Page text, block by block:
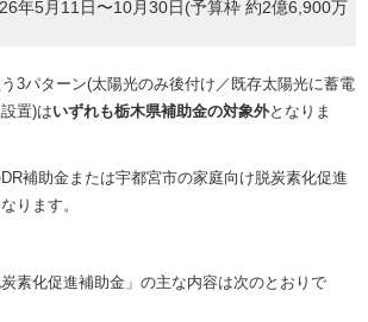
年5月11日〜10月30日(予算枠 約2億6,900万
3パターン(太陽光のみ後付け／既存太陽光に蓄電
置)はいずれも栃木県補助金の対象外となりま
補助金または宇都宮市の家庭向け脱炭素化促進
ります。
素化促進補助金」の主な内容は次のとおりで